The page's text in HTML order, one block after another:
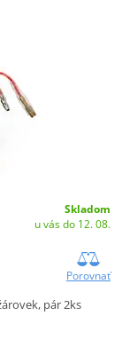
Skladom
u vás do 12. 08.
Porovnať
pár 2ks